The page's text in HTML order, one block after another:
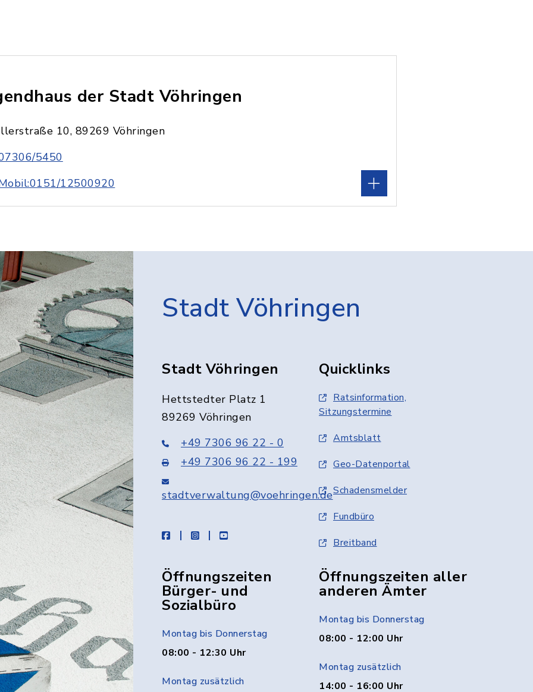
der Stadt Vöhringen
10, 89269 Vöhringen
5450
12500920
Stadt Vöhringen
Stadt Vöhringen
Hettstedter Platz 1
89269 Vöhringen
+49 7306 96 22 - 0
+49 7306 96 22 - 199
stadtverwaltung@voehringen.de
facebookinstagramyoutube
Quicklinks
Ratsinformation,
Sitzungstermine
Amtsblatt
Geo-Datenportal
Schadensmelder
Fundbüro
Breitband
Öffnungszeiten
Bürger- und
Sozialbüro
Montag bis Donnerstag
08:00 - 12:30 Uhr
Montag zusätzlich
Öffnungszeiten aller
anderen Ämter
Montag bis Donnerstag
08:00 - 12:00 Uhr
Montag zusätzlich
14:00 - 16:00 Uhr